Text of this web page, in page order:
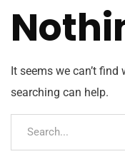
It seems we can’t find
searching can help.